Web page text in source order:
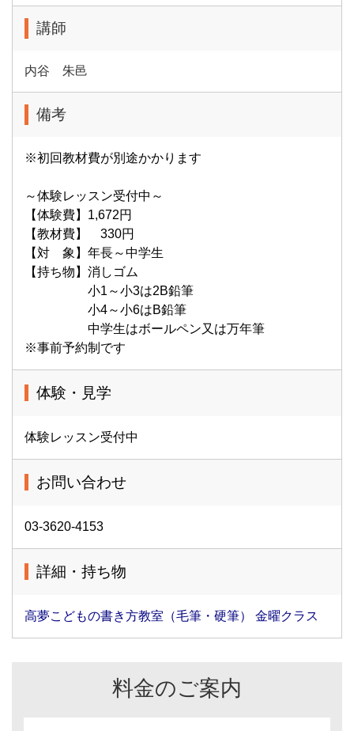
講師
内谷 朱邑
備考
※初回教材費が別途かかります
～体験レッスン受付中～
【体験費】1,672円
【教材費】 330円
【対 象】年長～中学生
【持ち物】消しゴム
小1～小3は2B鉛筆
小4～小6はB鉛筆
中学生はボールペン又は万年筆
※事前予約制です
体験・見学
体験レッスン受付中
お問い合わせ
03-3620-4153
詳細・持ち物
高夢こどもの書き方教室（毛筆・硬筆） 金曜クラス
料金のご案内